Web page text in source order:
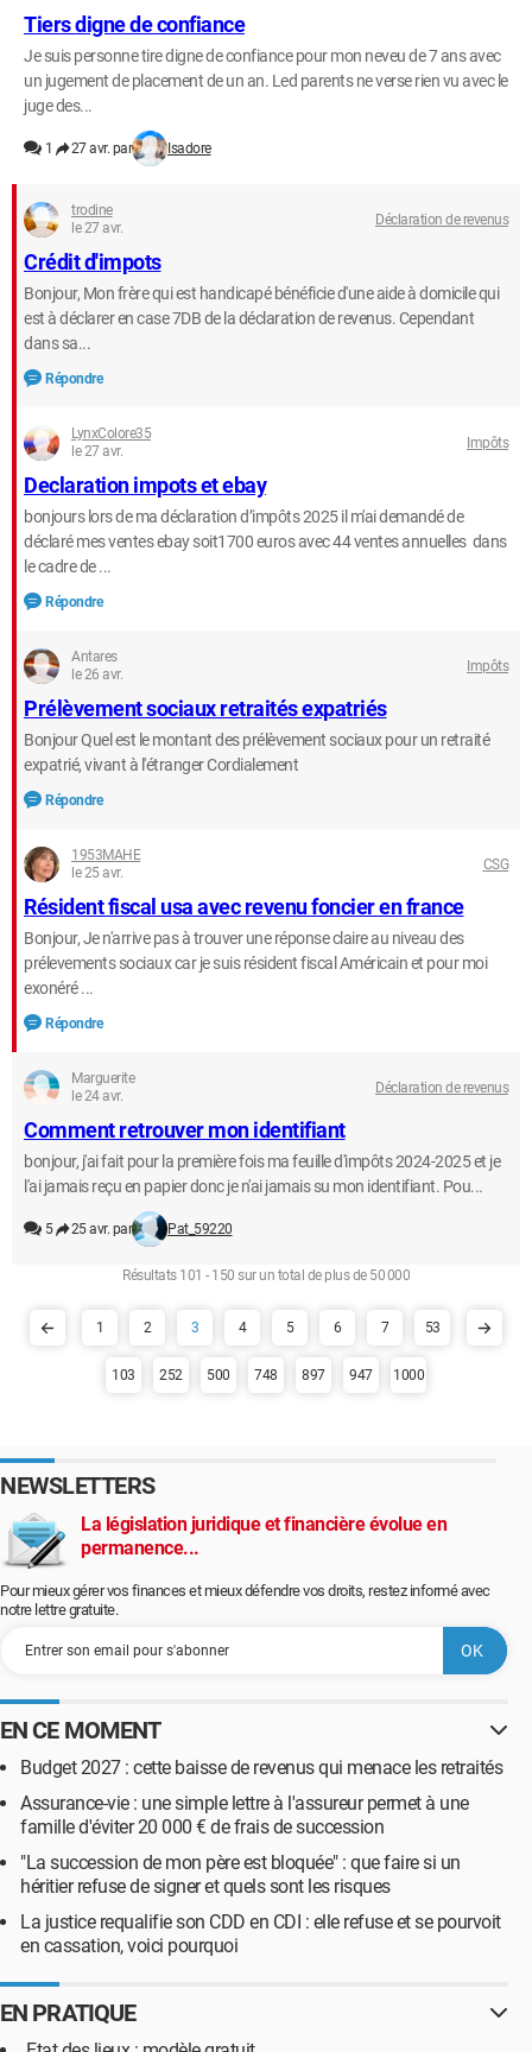
Tiers digne de confiance
Je suis personne tire digne de confiance pour mon neveu de 7 ans avec
un jugement de placement de un an. Led parents ne verse rien vu avec le
juge des...
1 27 avr. par Isadore
trodine
le 27 avr.
Déclaration de revenus
Crédit d'impots
Bonjour, Mon frère qui est handicapé bénéficie d'une aide à domicile qui
est à déclarer en case 7DB de la déclaration de revenus. Cependant
dans sa...
Répondre
LynxColore35
le 27 avr.
Impôts
Declaration impots et ebay
bonjours lors de ma déclaration d’impôts 2025 il m'ai demandé de
déclaré mes ventes ebay soit1700 euros avec 44 ventes annuelles dans
le cadre de ...
Répondre
Antares
le 26 avr.
Impôts
Prélèvement sociaux retraités expatriés
Bonjour Quel est le montant des prélèvement sociaux pour un retraité
expatrié, vivant à l'étranger Cordialement
Répondre
1953MAHE
le 25 avr.
CSG
Résident fiscal usa avec revenu foncier en france
Bonjour, Je n'arrive pas à trouver une réponse claire au niveau des
prélevements sociaux car je suis résident fiscal Américain et pour moi
exonéré ...
Répondre
Marguerite
le 24 avr.
Déclaration de revenus
Comment retrouver mon identifiant
bonjour, j'ai fait pour la première fois ma feuille d'impôts 2024-2025 et je
l'ai jamais reçu en papier donc je n'ai jamais su mon identifiant. Pou...
5 25 avr. par Pat_59220
Résultats 101 - 150 sur un total de plus de 50 000
1 2 3 4 5 6 7 53
103 252 500 748 897 947 1000
NEWSLETTERS
La législation juridique et financière évolue en
permanence...
Pour mieux gérer vos finances et mieux défendre vos droits, restez informé avec
notre lettre gratuite.
EN CE MOMENT
Budget 2027 : cette baisse de revenus qui menace les retraités
Assurance-vie : une simple lettre à l'assureur permet à une
famille d'éviter 20 000 € de frais de succession
"La succession de mon père est bloquée" : que faire si un
héritier refuse de signer et quels sont les risques
La justice requalifie son CDD en CDI : elle refuse et se pourvoit
en cassation, voici pourquoi
EN PRATIQUE